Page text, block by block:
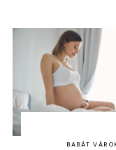
BABÁT